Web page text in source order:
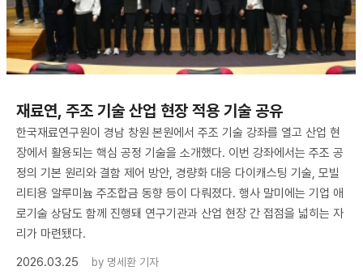
재료연, 주조 기술 산업 현장 적용 기술 공유
한국재료연구원이 경남 창원 본원에서 주조 기술 강좌를 열고 산업 현
장에서 활용되는 핵심 공정 기술을 소개했다. 이번 강좌에서는 주조 공
정의 기본 원리와 결함 제어 방안, 경량화 대응 다이캐스팅 기술, 모빌
리티용 알루미늄 주조합금 동향 등이 다뤄졌다. 행사 말미에는 기업 애
로기술 상담도 함께 진행돼 연구기관과 산업 현장 간 접점을 넓히는 자
리가 마련됐다.
2026.03.25
by 명세환 기자